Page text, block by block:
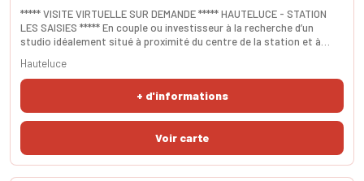
***** VISITE VIRTUELLE SUR DEMANDE ***** HAUTELUCE - STATION
LES SAISIES ***** En couple ou investisseur à la recherche d’un
studio idéalement situé à proximité du centre de la station et à
Cette pépite est faite pour vous. Il se compose d'une pièce de vie
avec coin cuisine équipé, un couchage pour deux personnes, ainsi
que d'une salle d'eau moderne ave+ d'informations
Hauteluce